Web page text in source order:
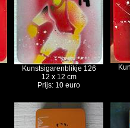
Kunstsigarenblikje 126
12 x 12 cm
Prijs: 10 euro